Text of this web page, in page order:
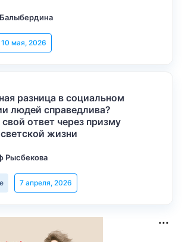
10 мая, 2026
разница в социальном
людей справедлива?
ответ через призму
жизни
Рысбекова
7 апреля, 2026